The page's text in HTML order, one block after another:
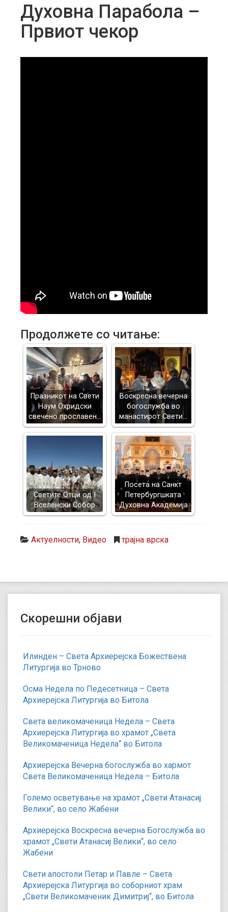
Духовна Парабола –
Првиот чекор
Продолжете со читање:
Празникот на Свети
Наум Охридски
свечено прославен…
Воскресна вечерна
богослужба во
манастирот Свети…
Светите Отци од I
Вселенски Собор
Посета на Санкт
Петербургшката
Духовна Академија
Актуелности, Видео трајна врска
Скорешни објави
Илинден – Света Архиерејска Божествена
Литургија во Трново
Осма Недела по Педесетница – Света
Архиерејска Литургија во Битола
Света великомаченица Недела – Света
Архиерејска Литургија во храмот „Света
Великомаченица Недела“ во Битола
Архиерејска Вечерна богослужба во хармот
Света Великомаченица Недела – Битола
Големо осветување на храмот „Свети Атанасиј
Велики“, во село Жабени
Архиерејска Воскресна вечерна Богослужба во
храмот „Свети Атанасиј Велики“, во село
Жабени
Свети апостоли Петар и Павле – Света
Архиерејска Литургија во соборниот храм
„Свети Великомаченик Димитриј“, во Битола